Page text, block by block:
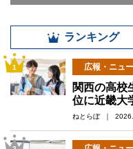
ランキング
1 広報・ニュ
関西の高校
位に近畿大
ねとらぼ ｜